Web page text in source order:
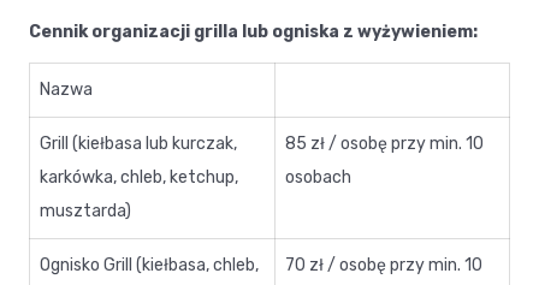
Cennik organizacji grilla lub ogniska z wyżywieniem:
Nazwa
Grill (kiełbasa lub kurczak,
karkówka, chleb, ketchup,
musztarda)
85 zł / osobę przy min. 10
osobach
Ognisko Grill (kiełbasa, chleb,
70 zł / osobę przy min. 10